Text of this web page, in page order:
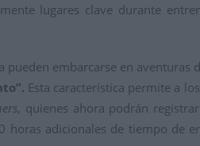
lugares clave durante
embarcarse en aventuras
Esta característica permite a
, quienes ahora podrán
adicionales de tiempo de